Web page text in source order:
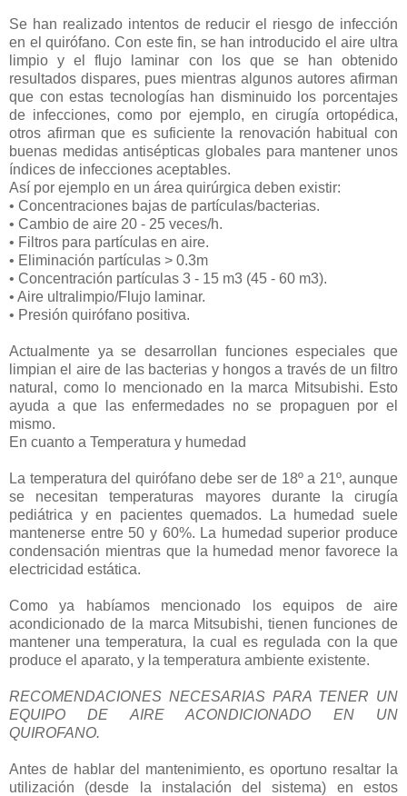
Se han realizado intentos de reducir el riesgo de infección
en el quirófano. Con este fin, se han introducido el aire ultra
limpio y el flujo laminar con los que se han obtenido
resultados dispares, pues mientras algunos autores afirman
que con estas tecnologías han disminuido los porcentajes
de infecciones, como por ejemplo, en cirugía ortopédica,
otros afirman que es suficiente la renovación habitual con
buenas medidas antisépticas globales para mantener unos
índices de infecciones aceptables.
Así por ejemplo en un área quirúrgica deben existir:
• Concentraciones bajas de partículas/bacterias.
• Cambio de aire 20 - 25 veces/h.
• Filtros para partículas en aire.
• Eliminación partículas > 0.3m
• Concentración partículas 3 - 15 m3 (45 - 60 m3).
• Aire ultralimpio/Flujo laminar.
• Presión quirófano positiva.
Actualmente ya se desarrollan funciones especiales que
limpian el aire de las bacterias y hongos a través de un filtro
natural, como lo mencionado en la marca Mitsubishi. Esto
ayuda a que las enfermedades no se propaguen por el
mismo.
En cuanto a Temperatura y humedad
La temperatura del quirófano debe ser de 18º a 21º, aunque
se necesitan temperaturas mayores durante la cirugía
pediátrica y en pacientes quemados. La humedad suele
mantenerse entre 50 y 60%. La humedad superior produce
condensación mientras que la humedad menor favorece la
electricidad estática.
Como ya habíamos mencionado los equipos de aire
acondicionado de la marca Mitsubishi, tienen funciones de
mantener una temperatura, la cual es regulada con la que
produce el aparato, y la temperatura ambiente existente.
RECOMENDACIONES NECESARIAS PARA TENER UN
EQUIPO DE AIRE ACONDICIONADO EN UN
QUIROFANO.
Antes de hablar del mantenimiento, es oportuno resaltar la
utilización (desde la instalación del sistema) en estos